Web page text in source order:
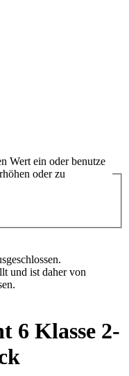
Wert ein oder benutze
oder zu
und ist daher von
6 Klasse 2-